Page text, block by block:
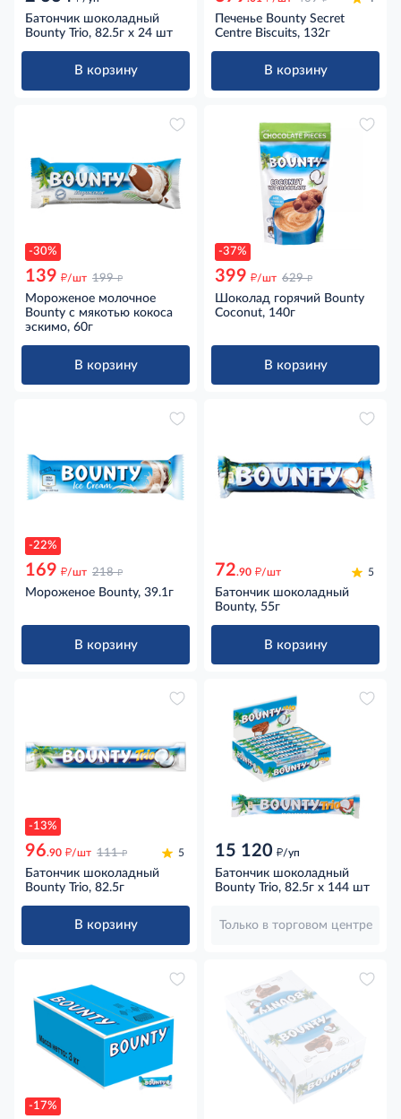
Батончик шоколадный
Bounty Trio, 82.5г x 24 шт
В корзину
Печенье Bounty Secret
Centre Biscuits, 132г
В корзину
-30%
139 д/шт 199 д
Мороженое молочное
Bounty с мякотью кокоса
эскимо, 60г
В корзину
-37%
399 д/шт 629 д
Шоколад горячий Bounty
Coconut, 140г
В корзину
-22%
169 д/шт 218 д
Мороженое Bounty, 39.1г
В корзину
72.90 д/шт 5
Батончик шоколадный
Bounty, 55г
В корзину
-13%
96.90 д/шт 111 д 5
Батончик шоколадный
Bounty Trio, 82.5г
В корзину
15 120 д/уп
Батончик шоколадный
Bounty Trio, 82.5г x 144 шт
Только в торговом центре
-17%